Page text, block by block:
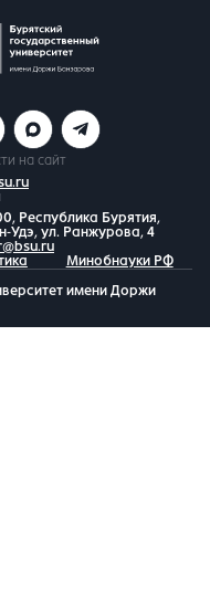
на сайт
Республика Бурятия,
Удэ, ул. Ранжурова, 4
Минобнауки РФ
имени Доржи